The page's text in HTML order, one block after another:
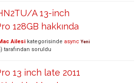
A 13-inch
128GB hakkında
Ailesi kategorisinde async Yeni
tarafından soruldu
13 inch late 2011